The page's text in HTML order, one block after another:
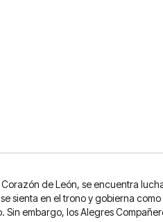
de León, se encuentra
sienta en el trono y gobierna
embargo, los Alegres